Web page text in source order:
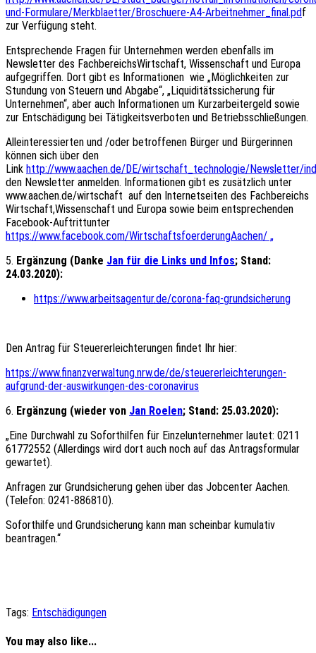
und-Formulare/Merkblaetter/Broschuere-A4-Arbeitnehmer_final.pdf
zur Verfügung steht.
Entsprechende Fragen für Unternehmen werden ebenfalls im
Newsletter des FachbereichsWirtschaft, Wissenschaft und Europa
aufgegriffen. Dort gibt es Informationen wie „Möglichkeiten zur
Stundung von Steuern und Abgabe“, „Liquiditätssicherung für
Unternehmen“, aber auch Informationen um Kurzarbeitergeld sowie
zur Entschädigung bei Tätigkeitsverboten und Betriebsschließungen.
Alleinteressierten und /oder betroffenen Bürger und Bürgerinnen
können sich über den
Link http://www.aachen.de/DE/wirtschaft_technologie/Newsletter/
den Newsletter anmelden. Informationen gibt es zusätzlich unter
www.aachen.de/wirtschaft auf den Internetseiten des Fachbereichs
Wirtschaft,Wissenschaft und Europa sowie beim entsprechenden
Facebook-Auftrittunter
https://www.facebook.com/WirtschaftsfoerderungAachen/ „
5. Ergänzung (Danke Jan für die Links und Infos; Stand:
24.03.2020):
https://www.arbeitsagentur.de/corona-faq-grundsicherung
Den Antrag für Steuererleichterungen findet Ihr hier:
https://www.finanzverwaltung.nrw.de/de/steuererleichterungen-
aufgrund-der-auswirkungen-des-coronavirus
6. Ergänzung (wieder von Jan Roelen; Stand: 25.03.2020):
„Eine Durchwahl zu Soforthilfen für Einzelunternehmer lautet: 0211
61772552 (Allerdings wird dort auch noch auf das Antragsformular
gewartet).
Anfragen zur Grundsicherung gehen über das Jobcenter Aachen.
(Telefon: 0241-886810).
Soforthilfe und Grundsicherung kann man scheinbar kumulativ
beantragen.“
Tags: Entschädigungen
You may also like...